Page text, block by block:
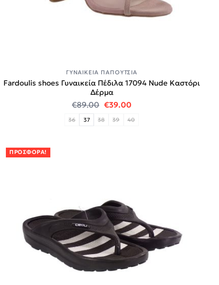
ΓΥΝΑΙΚΕΊΑ ΠΑΠΟΎΤΣΙΑ
Fardoulis shoes Γυναικεία Πέδιλα 17094 Nude Καστόρι
Δέρμα
€89.00 Original price was: €89.00.
€39.00Η τρέχουσα τιμή
36 37 38 39 40
ΠΡΟΣΦΟΡΆ!